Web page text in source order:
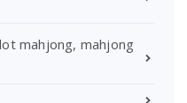
mahjong, mahjong